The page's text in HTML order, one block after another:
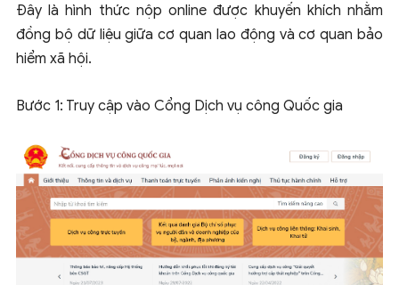
Đây là hình thức nộp online được khuyến khích nhằm
đồng bộ dữ liệu giữa cơ quan lao động và cơ quan bảo
hiểm xã hội.
Bước 1: Truy cập vào Cổng Dịch vụ công Quốc gia